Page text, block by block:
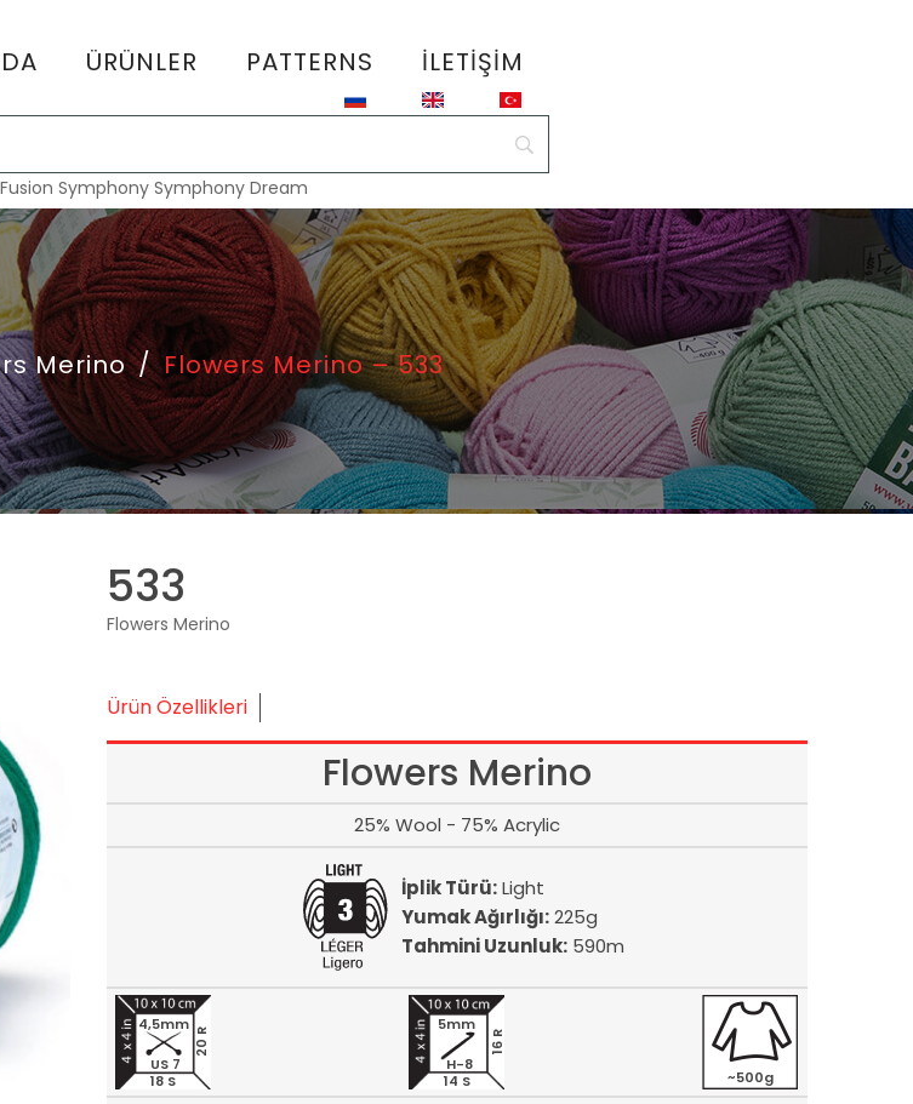
ÜRÜNLER PATTERNS İLETIŞIM
Symphony Symphony Dream
Merino / Flowers Merino – 533
533
Flowers Merino
Ürün Özellikleri
Flowers Merino
25% Wool - 75% Acrylic
İplik Türü:Light
Yumak Ağırlığı:225g
Tahmini Uzunluk:590m
18 S
20 R
4,5mm
US 7
14 S
16 R
5mm
H-8
~500g